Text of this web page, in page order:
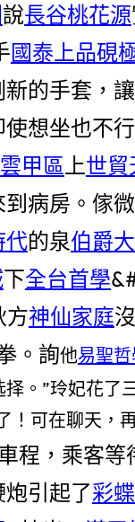
說長谷桃花源
國泰上品硯
新的手套，
想坐也不
甲區上世貿
到病房。傢
代的泉伯爵
下全台首學
方神仙家庭
。詢他易聖
。”玲妃花了
！可在聊天，
程，乘客等
引起了彩